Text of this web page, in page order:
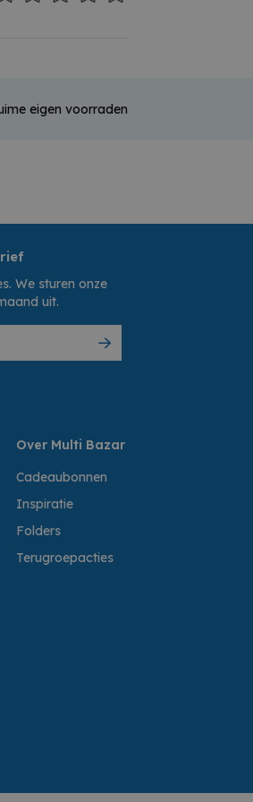
eigen voorraden
We sturen onze
uit.
Over Multi Bazar
Cadeaubonnen
Inspiratie
Folders
Terugroepacties